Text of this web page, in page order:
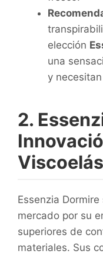
elección
una
y
2.
Essenzia
mercado por su
superiores de
materiales. Sus